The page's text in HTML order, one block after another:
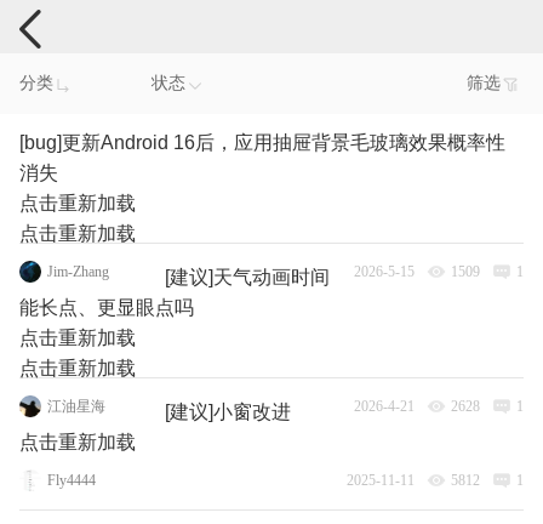
手机反馈
分类 状态 筛选
[bug]更新Android 16后，应用抽屉背景毛玻璃效果概率性
消失
点击重新加载
点击重新加载
Jim-Zhang 2026-5-15 1509 1
[建议]天气动画时间
能长点、更显眼点吗
点击重新加载
点击重新加载
江油星海 2026-4-21 2628 1
[建议]小窗改进
点击重新加载
Fly4444 2025-11-11 5812 1